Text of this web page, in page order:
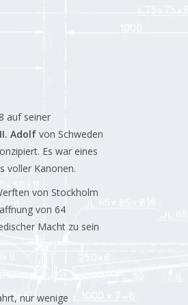
auf seiner
Adolfvon Schweden
Es war eines
voller Kanonen.
von Stockholm
von 64
Macht zu sein
nur wenige